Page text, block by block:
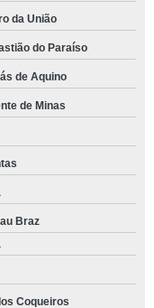
da União
do Paraíso
de Aquino
de Minas
Braz
Coqueiros